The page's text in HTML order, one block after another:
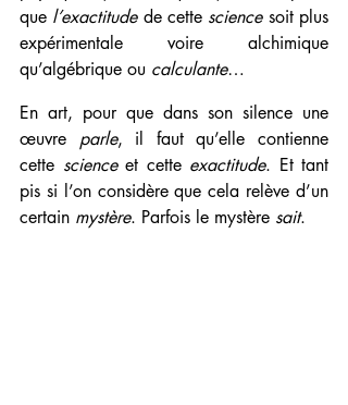
que l’exactitude de cette science soit plus
expérimentale voire alchimique
qu’algébrique ou calculante…
En art, pour que dans son silence une
œuvre parle, il faut qu’elle contienne
cette science et cette exactitude. Et tant
pis si l’on considère que cela relève d’un
certain mystère. Parfois le mystère sait.